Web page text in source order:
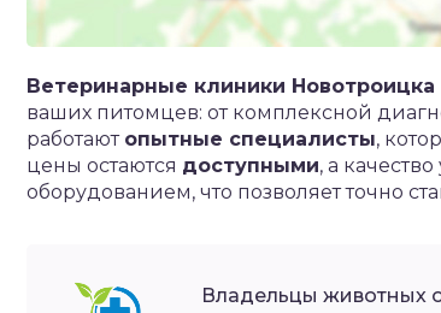
Ветеринарные клиники
ваших питомцев: от комплексной
работают опытные специалисты,
цены остаются доступными, а
оборудованием, что позволяет точно
Владельцы животных